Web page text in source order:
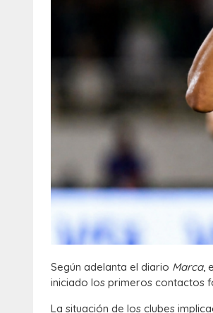
Según adelanta el diario Marca,
iniciado los primeros contactos
La situación de los clubes